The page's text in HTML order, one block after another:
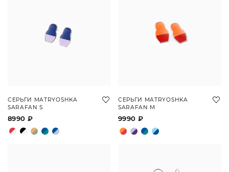
СЕРЬГИ MATRYOSHKA
SARAFAN S
8990 ₽
СЕРЬГИ MATRYOSHKA
SARAFAN M
9990 ₽